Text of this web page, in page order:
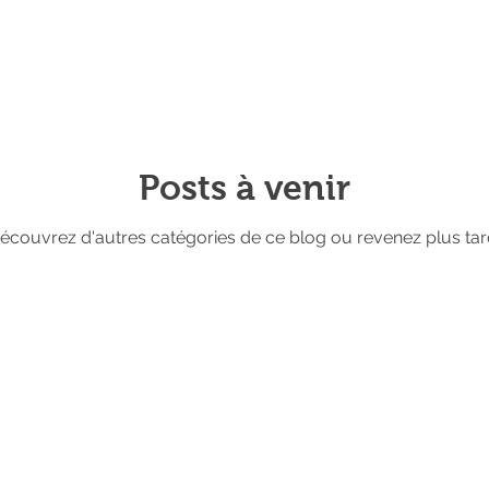
Posts à venir
d'autres catégories de ce blog ou revenez plus